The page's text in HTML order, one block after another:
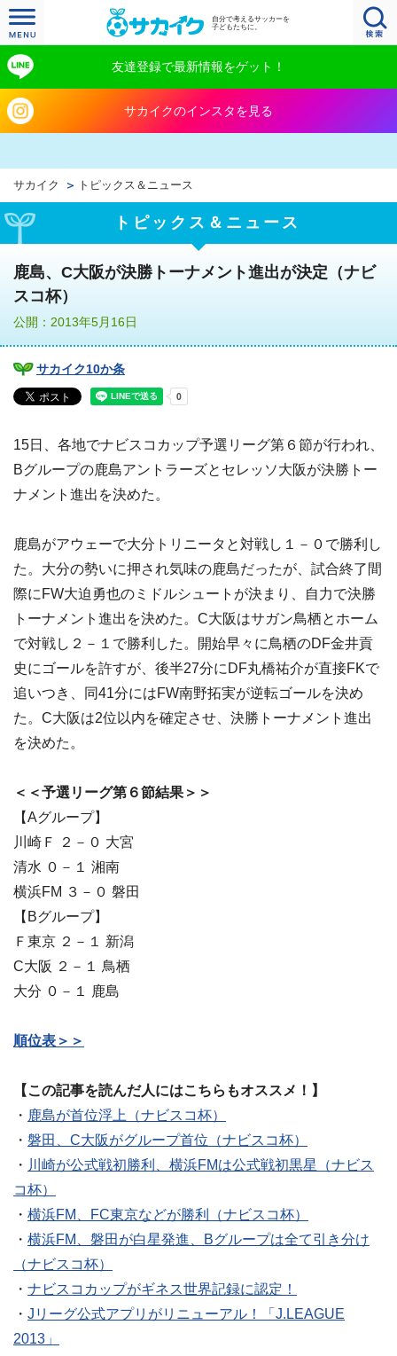
自分で考えるサッカーを
子どもたちに。
友達登録で最新情報をゲット！
サカイクのインスタを見る
サカイク トピックス＆ニュース
トピックス＆ニュース
鹿島、C大阪が決勝トーナメント進出が決定（ナビ
スコ杯）
公開：2013年5月16日
サカイク10か条
15日、各地でナビスコカップ予選リーグ第６節が行われ、
Bグループの鹿島アントラーズとセレッソ大阪が決勝トー
ナメント進出を決めた。
鹿島がアウェーで大分トリニータと対戦し１－０で勝利し
た。大分の勢いに押され気味の鹿島だったが、試合終了間
際にFW大迫勇也のミドルシュートが決まり、自力で決勝
トーナメント進出を決めた。C大阪はサガン鳥栖とホーム
で対戦し２－１で勝利した。開始早々に鳥栖のDF金井貢
史にゴールを許すが、後半27分にDF丸橋祐介が直接FKで
追いつき、同41分にはFW南野拓実が逆転ゴールを決め
た。C大阪は2位以内を確定させ、決勝トーナメント進出
を決めた。
＜＜予選リーグ第６節結果＞＞
【Aグループ】
川崎Ｆ ２－０ 大宮
清水 ０－１ 湘南
横浜FM ３－０ 磐田
【Bグループ】
Ｆ東京 ２－１ 新潟
C大阪 ２－１ 鳥栖
大分 ０－１ 鹿島
順位表＞＞
【この記事を読んだ人にはこちらもオススメ！】
・ 鹿島が首位浮上（ナビスコ杯）
・ 磐田、C大阪がグループ首位（ナビスコ杯）
・ 川崎が公式戦初勝利、横浜FMは公式戦初黒星（ナビス
コ杯）
・ 横浜FM、FC東京などが勝利（ナビスコ杯）
・ 横浜FM、磐田が白星発進、Bグループは全て引き分け
（ナビスコ杯）
・ ナビスコカップがギネス世界記録に認定！
・ Jリーグ公式アプリがリニューアル！「J.LEAGUE
2013」